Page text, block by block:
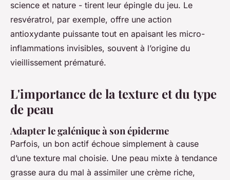
science et nature - tirent leur épingle du jeu. Le
resvératrol, par exemple, offre une action
antioxydante puissante tout en apaisant les micro-
inflammations invisibles, souvent à l’origine du
vieillissement prématuré.
L'importance de la texture et du type
de peau
Adapter le galénique à son épiderme
Parfois, un bon actif échoue simplement à cause
d’une texture mal choisie. Une peau mixte à tendance
grasse aura du mal à assimiler une crème riche,